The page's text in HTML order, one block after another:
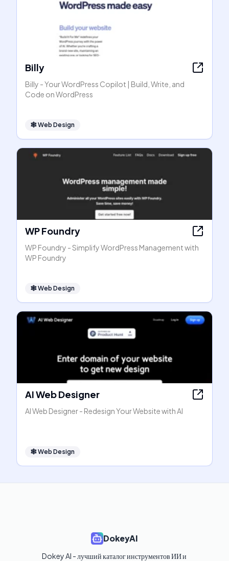
Billy
Billy - Your WordPress Copilot | Build, Write, and
Code on WordPress
🕸Web Design
WP Foundry
WP Foundry - Simplify WordPress Management with
WP Foundry
🕸Web Design
AI Web Designer
AI Web Designer - Redesign Your Website with AI
🕸Web Design
DokeyAI
Dokey AI - лучший каталог инструментов ИИ и